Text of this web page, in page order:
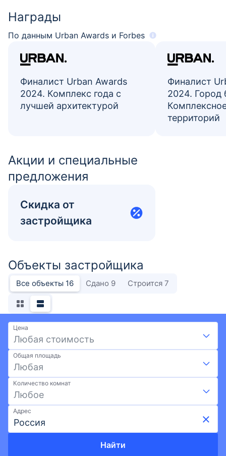
Награды
По данным Urban Awards и Forbes
Финалист Urban Awards
2024. Комплекс года с
лучшей архитектурой
Финалист
2024. Город
территорий
Акции и специальные
предложения
Скидка от
застройщика
Объекты застройщика
Все объекты 16 Сдано 9 Строится 7
Цена
Любая стоимость
Общая площадь
Любая
Количество комнат
Любое
Адрес
Найти